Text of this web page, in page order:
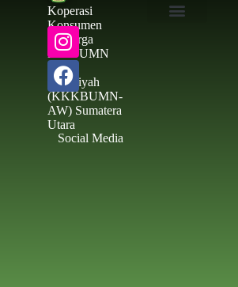
Koperasi
Konsumen
Keluarga
Besar UMN
Al –
Washliyah
(KKKBUMN-
AW) Sumatera
Utara
Social Media